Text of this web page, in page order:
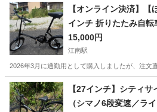
愛知 豊田市 土橋駅 折りたたみ自転
【オンライン決済】
インチ 折りたたみ自転
15,000円
江南駅
2026年3月に通勤用として購入しましたが、注文
愛知 江南市 江南駅 折りたたみ自転
【27インチ】シティ
（シマノ6段変速／ラ